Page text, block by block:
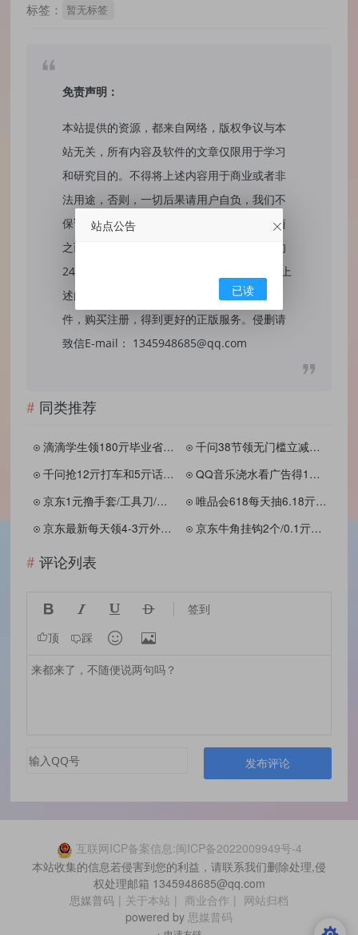
标签： 暂无标签
免责声明：
本站提供的资源，都来自网络，版权争议与本
站无关，所有内容及软件的文章仅限用于学习
和研究目的。不得将上述内容用于商业或者非
法用途，否则，一切后果请用户自负，我们不
保证内容的长久可用性，通过使用本站内容随
之而来的风险与本站无关，您必须在下载后的
24个小时之内，从您的电脑/手机中彻底删除上
述内容。如果您喜欢该程序，请支持正版软
件，购买注册，得到更好的正版服务。侵删请
致信E-mail： 1345948685@qq.com
同类推荐
滴滴学生领180亓毕业省省卡
千问38节领无门槛立减红包
千问抢12亓打车和5亓话费券
QQ音乐浇水看广告得1天绿钻
京东1元撸手套/工具刀/毛巾等
唯品会618每天抽6.18亓红包
京东最新每天领4-3亓外卖叠加券
京东牛角挂钩2个/0.1亓拍2単
评论列表
    签到
顶 踩  
发布评论
互联网ICP备案信息:闽ICP备2022009949号-4
本站收集的信息若侵害到您的利益，请联系我们删除处理,侵
权处理邮箱 1345948685@qq.com
思媒普码 | 关于本站 | 商业合作 | 网站归档
powered by 思媒普码
站点公告
已读